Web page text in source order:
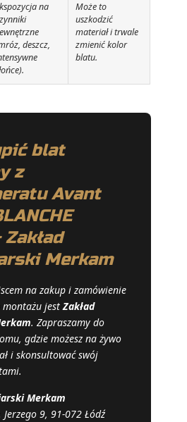
na
deszcz,
Może to
uszkodzić
materiał i trwale
zmienić kolor
blatu.
blat
z
Avant
Zakład
Merkam
na zakup i zamówienie
montażu jestZakład
. Zapraszamy do
gdzie możesz na żywo
i skonsultować swój
Merkam
Jerzego 9, 91-072 Łódź